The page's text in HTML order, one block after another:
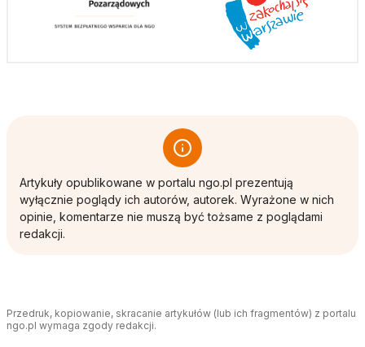
Artykuły opublikowane w portalu ngo.pl prezentują
wyłącznie poglądy ich autorów, autorek. Wyrażone w nich
opinie, komentarze nie muszą być tożsame z poglądami
redakcji.
Przedruk, kopiowanie, skracanie artykułów (lub ich fragmentów) z portalu
ngo.pl wymaga zgody redakcji.